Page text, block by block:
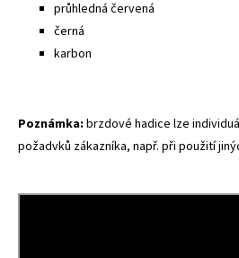
průhledná červená
černá
karbon
Poznámka: brzdové hadice lze
požadvků zákazníka, např. při použití